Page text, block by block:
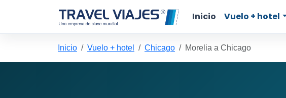
Inicio Vuelo + hotel
Inicio Vuelo + hotel Chicago Morelia a Chicago